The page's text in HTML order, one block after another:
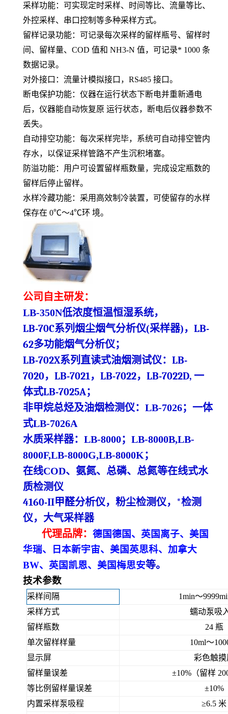
采样功能：可实现定时采样、时间等比、流量等比、
外控采样、串口控制等多种采样方式。
留样记录功能：可记录每次采样的留样瓶号、留样时
间、留样量、 COD 值和 NH3-N 值，可记录* 1000 条
数据记录。
对外接口：流量计模拟接口， RS485 接口。
断电保护功能：仪器在运行状态下断电并重新通电
后，仪器能自动恢复原 运行状态，断电后仪器参数不
丢失。
自动排空功能：每次采样完毕，系统可自动排空管内
存水，以保证采样管路不产生沉积堵塞。
防溢功能：用户可设置留样瓶数量，完成设定瓶数的
留样后停止留样。
水样冷藏功能：采用高效制冷装置，可使留存的水样
保存在 0℃～4℃环 境。
公司自主研发：
LB-350N低浓度恒温恒湿系统，
LB-70C系列烟尘烟气分析仪(采样器)， LB-
62多功能烟气分析仪；
LB-702X系列直读式油烟测试仪： LB-
7020，LB-7021，LB-7022，LB-7022D, 一
体式LB-7025A；
非甲烷总烃及油烟检测仪： LB-7026；一体
式LB-7026A
水质采样器： LB-8000； LB-8000B,LB-
8000F,LB-8000G,LB-8000K；
在线COD、氨氮、总磷、总氮等在线式水
质检测仪
4160-II甲醛分析仪，粉尘检测仪，*检测
仪，大气采样器
代理品牌： 德国德国、英国离子、美国
华瑞、日本新宇宙、美国英思科、加拿大
BW、英国凯恩、美国梅思安等。
技术参数
采样间隔
1min～
采样方式
蠕动泵吸
留样瓶数
24 瓶
单次留样样量
10ml～
显示屏
彩色触摸
留样量误差
±10%（留样
等比例留样量误差
±10%
内置采样泵吸程
≥6.5 米